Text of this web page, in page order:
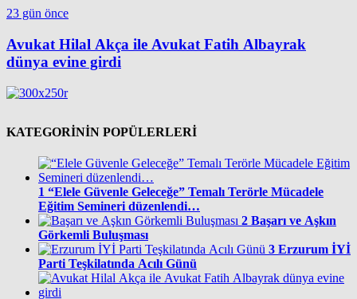
23 gün önce
Avukat Hilal Akça ile Avukat Fatih Albayrak
dünya evine girdi
KATEGORİNİN POPÜLERLERİ
1 “Elele Güvenle Geleceğe” Temalı Terörle Mücadele
Eğitim Semineri düzenlendi…
2 Başarı ve Aşkın
Görkemli Buluşması
3 Erzurum İYİ
Parti Teşkilatında Acılı Günü